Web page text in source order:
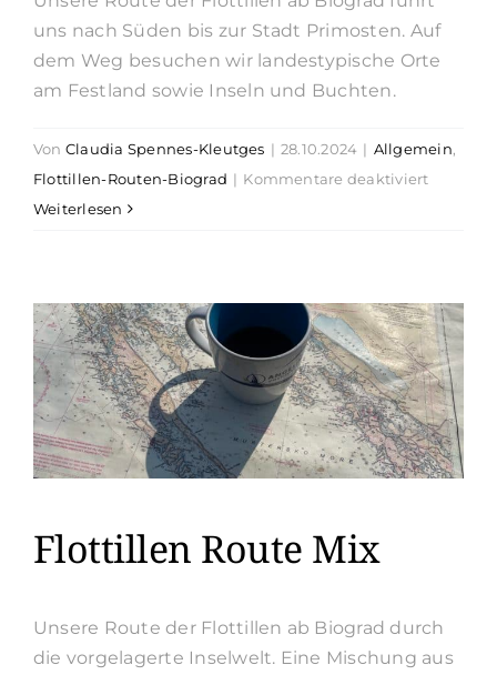
Suche
nach:
uns nach Süden bis zur Stadt Primosten. Auf
dem Weg besuchen wir landestypische Orte
am Festland sowie Inseln und Buchten.
Von Claudia Spennes-Kleutges | 28.10.2024 | Allgemein,
Flottillen-Routen-Biograd | Kommentare deaktiviertfür
Weiterlesen
Flottillen Route Mix
Unsere Route der Flottillen ab Biograd durch
die vorgelagerte Inselwelt. Eine Mischung aus